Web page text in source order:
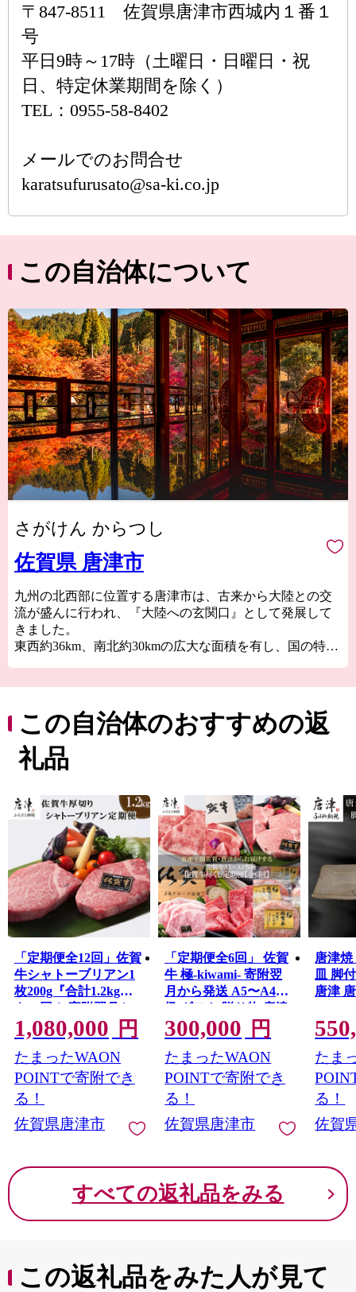
〒847-8511 佐賀県唐津市西城内１番１
号
平日9時～17時（土曜日・日曜日・祝
日、特定休業期間を除く）
TEL：0955-58-8402
メールでのお問合せ
karatsufurusato@sa-ki.co.jp
この自治体について
さがけん からつし
佐賀県 唐津市
九州の北西部に位置する唐津市は、古来から大陸との交
流が盛んに行われ、『大陸への玄関口』として発展して
きました。
東西約36km、南北約30kmの広大な面積を有し、国の特別
品“唐津焼”、日本三大朝市”呼子の朝市”など、自然・歴
史・文化に溢れています。
この自治体のおすすめの返
礼品
「定期便全12回」佐賀
牛シャトーブリアン1
枚200g『合計1.2kg』
を12回！ 寄附翌月か
ら発送 唐津市
1,080,000 円
たまったWAON
POINTで寄附でき
る！
佐賀県唐津市
「定期便全6回」 佐賀
牛 極-kiwami- 寄附翌
月から発送 A5〜A4等
級 ギフト 贈り物 唐津
市
300,000 円
たまったWAON
POINTで寄附でき
る！
佐賀県唐津市
唐津
皿 脚
唐津
たま
る！
佐賀
すべての返礼品をみる
この返礼品をみた人が見て